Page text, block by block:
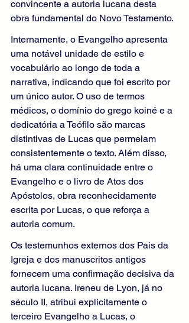
convincente a autoria lucana desta
obra fundamental do Novo Testamento.
Internamente, o Evangelho apresenta
uma notável unidade de estilo e
vocabulário ao longo de toda a
narrativa, indicando que foi escrito por
um único autor. O uso de termos
médicos, o domínio do grego koiné e a
dedicatória a Teófilo são marcas
distintivas de Lucas que permeiam
consistentemente o texto. Além disso,
há uma clara continuidade entre o
Evangelho e o livro de Atos dos
Apóstolos, obra reconhecidamente
escrita por Lucas, o que reforça a
autoria comum.
Os testemunhos externos dos Pais da
Igreja e dos manuscritos antigos
fornecem uma confirmação decisiva da
autoria lucana. Ireneu de Lyon, já no
século II, atribui explicitamente o
terceiro Evangelho a Lucas, o